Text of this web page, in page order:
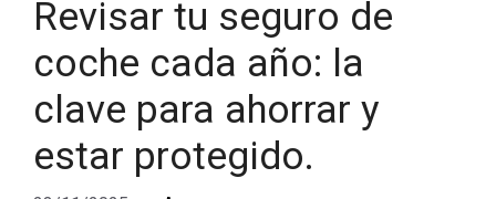
Revisar tu seguro de
coche cada año: la
clave para ahorrar y
estar protegido.